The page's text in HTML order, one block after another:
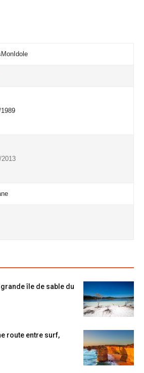
île de sable du
route entre surf,